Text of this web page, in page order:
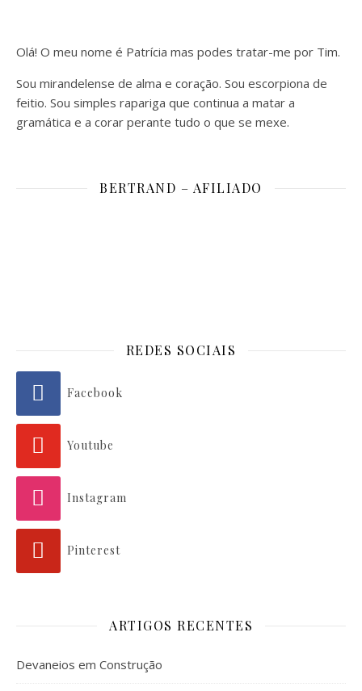
Olá! O meu nome é Patrícia mas podes tratar-me por Tim.
Sou mirandelense de alma e coração. Sou escorpiona de
feitio. Sou simples rapariga que continua a matar a
gramática e a corar perante tudo o que se mexe.
BERTRAND – AFILIADO
REDES SOCIAIS
Facebook
Youtube
Instagram
Pinterest
ARTIGOS RECENTES
Devaneios em Construção